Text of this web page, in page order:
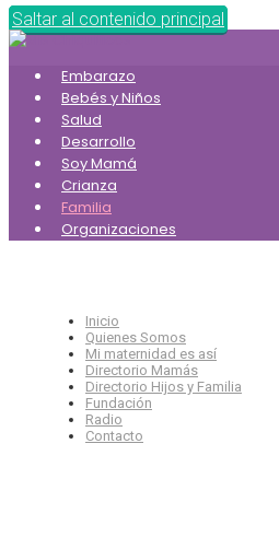
Saltar al contenido principal
Embarazo
Bebés y Niños
Salud
Desarrollo
Soy Mamá
Crianza
Familia
Organizaciones
Inicio
Quienes Somos
Mi maternidad es así
Directorio Mamás
Directorio Hijos y Familia
Fundación
Radio
Contacto